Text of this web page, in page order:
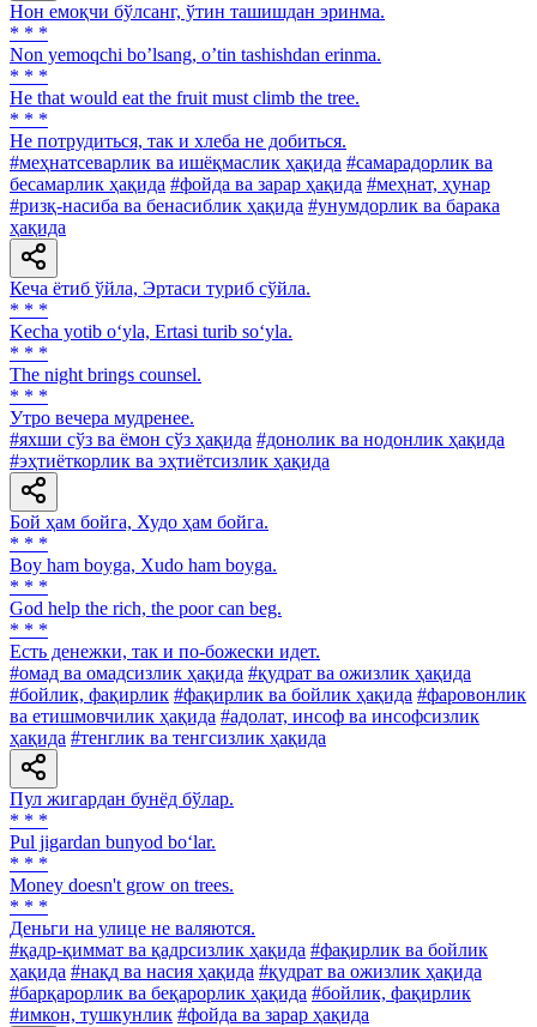
Нон емоқчи бўлсанг, ўтин ташишдан эринма.
* * *
Non yemoqchi boʼlsang, oʼtin tashishdan erinma.
* * *
He that would eat the fruit must climb the tree.
* * *
He потрудиться, так и хлеба не добиться.
#меҳнатсеварлик ва ишёқмаслик ҳақида #самарадорлик ва
бесамарлик ҳақида #фойда ва зарар ҳақида #меҳнат, ҳунар
#ризқ-насиба ва бенасиблик ҳақида #унумдорлик ва барака
ҳақида
Кеча ётиб ўйла, Эртаси туриб сўйла.
* * *
Kecha yotib o‘yla, Ertasi turib so‘yla.
* * *
The night brings counsel.
* * *
Утро вечера мудренее.
#яхши сўз ва ёмон сўз ҳақида #донолик ва нодонлик ҳақида
#эҳтиёткорлик ва эҳтиётсизлик ҳақида
Бой ҳам бойга, Худо ҳам бойга.
* * *
Boy ham boyga, Xudo ham boyga.
* * *
God help the rich, the poor can beg.
* * *
Есть денежки, так и по-божески идет.
#омад ва омадсизлик ҳақида #қудрат ва ожизлик ҳақида
#бойлик, фақирлик #фақирлик ва бойлик ҳақида #фаровонлик
ва етишмовчилик ҳақида #адолат, инсоф ва инсофсизлик
ҳақида #тенглик ва тенгсизлик ҳақида
Пул жигардан бунёд бўлар.
* * *
Pul jigardan bunyod bo‘lar.
* * *
Money doesn't grow on trees.
* * *
Деньги на улице не валяются.
#қадр-қиммат ва қадрсизлик ҳақида #фақирлик ва бойлик
ҳақида #нақд ва насия ҳақида #қудрат ва ожизлик ҳақида
#барқарорлик ва беқарорлик ҳақида #бойлик, фақирлик
#имкон, тушкунлик #фойда ва зарар ҳақида